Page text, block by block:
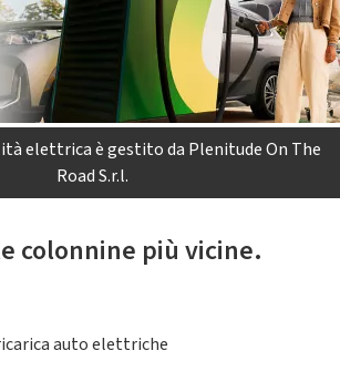
elettrica è gestito da Plenitude On The
Road S.r.l.
colonnine più vicine.
auto elettriche